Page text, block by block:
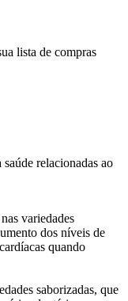
lista de compras
relacionadas ao
variedades
dos níveis de
quando
saborizadas, que